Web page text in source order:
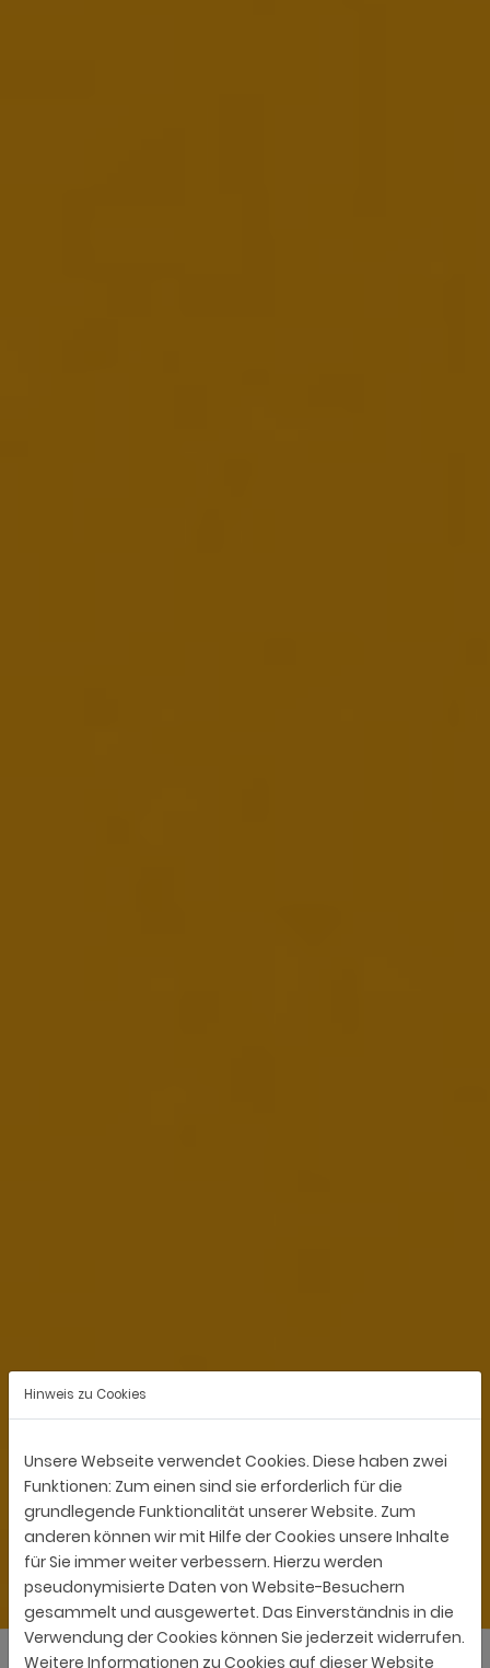
Hinweis zu Cookies
Unsere Webseite verwendet Cookies. Diese haben zwei
Funktionen: Zum einen sind sie erforderlich für die
grundlegende Funktionalität unserer Website. Zum
anderen können wir mit Hilfe der Cookies unsere Inhalte
für Sie immer weiter verbessern. Hierzu werden
pseudonymisierte Daten von Website-Besuchern
gesammelt und ausgewertet. Das Einverständnis in die
Verwendung der Cookies können Sie jederzeit widerrufen.
Weitere Informationen zu Cookies auf dieser Website